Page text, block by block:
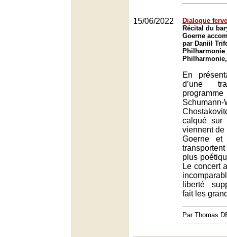
15/06/2022
Dialogue
Récital du
Goerne
par Daniil
Philharmonie
En
d’une
Schumann-
calqué sur
viennent de
Goerne et
plus
Le concert
liberté
fait les
Par Thomas